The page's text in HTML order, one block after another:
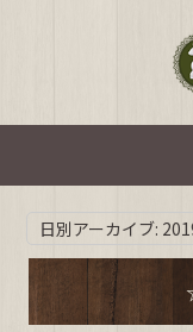
日別アーカイブ: